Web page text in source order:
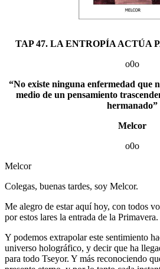
TAP 47. LA ENTROPÍA ACTÚA
o0o
“No existe ninguna enfermedad que
medio de un pensamiento
hermanado”
Melcor
o0o
Melcor
Colegas, buenas tardes, soy Melcor.
Me alegro de estar aquí hoy, con todos
por estos lares la entrada de la Primavera.
Y podemos extrapolar este sentimiento
universo holográfico, y decir que ha
para todo Tseyor. Y más reconociendo